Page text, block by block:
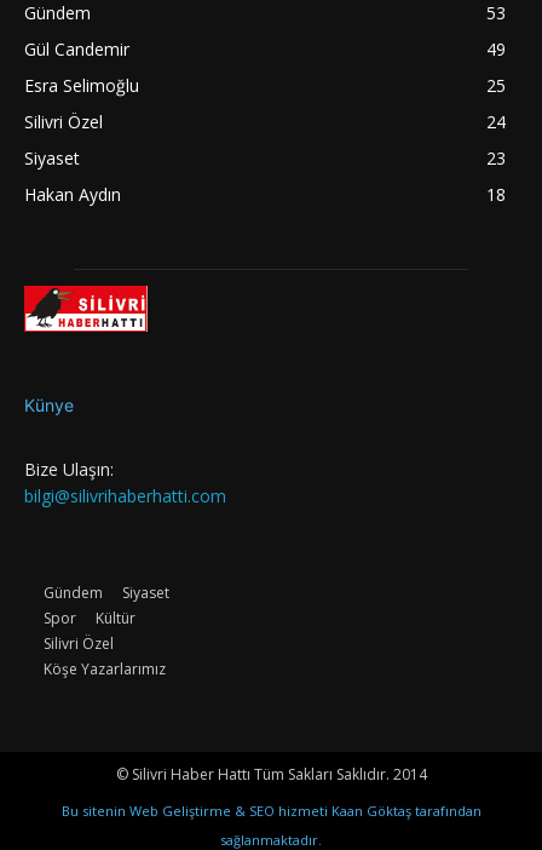
Gündem
53
Gül Candemir
49
Esra Selimoğlu
25
Silivri Özel
24
Siyaset
23
Hakan Aydın
18
Künye
Bize Ulaşın:
bilgi@silivrihaberhatti.com
Gündem
Siyaset
Spor
Kültür
Silivri Özel
Köşe Yazarlarımız
© Silivri Haber Hattı Tüm Sakları Saklıdır. 2014
Bu sitenin Web Geliştirme & SEO hizmeti Kaan Göktaş tarafından
sağlanmaktadır.